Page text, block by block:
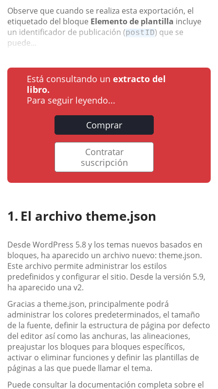
Observe que cuando se realiza esta exportación, el
etiquetado del bloque Elemento de plantilla incluye
un identificador de publicación (postID) que se
puede...
Está consultando un extracto del
libro.
Para seguir leyendo...
Comprar
Contratar
suscripción
El archivo theme.json
Desde WordPress 5.8 y los temas nuevos basados en
bloques, ha aparecido un archivo nuevo: theme.json.
Este archivo permite administrar los estilos
predefinidos y configurar el sitio. Desde la versión 5.9,
ha aparecido una v2.
Gracias a theme.json, principalmente podrá
administrar los colores predeterminados, el tamaño
de la fuente, definir la estructura de página por defecto
del editor así como las anchuras, las alineaciones,
preajustar los bloques para bloques específicos,
activar o eliminar funciones y definir las plantillas de
páginas a las que puede llamar el tema.
Puede consultar la documentación completa sobre el